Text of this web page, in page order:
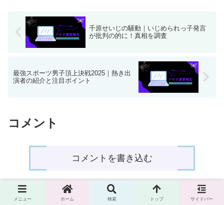
千原せいじの騒動｜いじめられっ子発言
が批判の的に！真相を調査
最強スポーツ男子頂上決戦2025｜熱き出
演者の紹介と注目ポイント
コメント
コメントを書き込む
ホーム トレンド
メニュー ホーム 検索 トップ サイドバー